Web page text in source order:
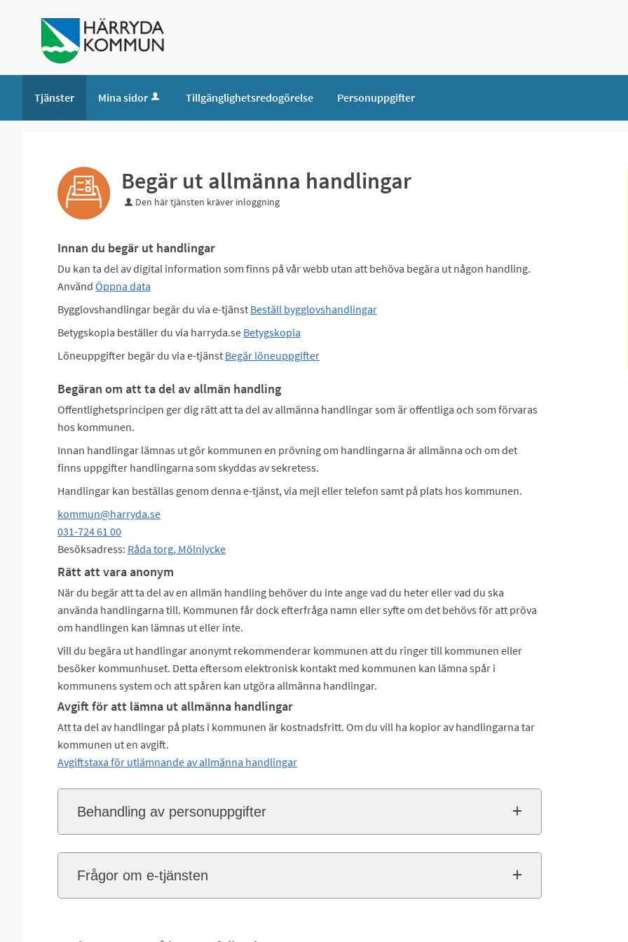
Tjänster Mina sidor Tillgänglighetsredogörelse Personuppgifter
Begär ut allmänna handlingar
Den här tjänsten kräver inloggning
Innan du begär ut handlingar
Du kan ta del av digital information som finns på vår webb utan att behöva begära ut någon handling.
Använd Öppna data
Bygglovshandlingar begär du via e-tjänst Beställ bygglovshandlingar
Betygskopia beställer du via harryda.se Betygskopia
Löneuppgifter begär du via e-tjänst Begär löneuppgifter
Begäran om att ta del av allmän handling
Offentlighetsprincipen ger dig rätt att ta del av allmänna handlingar som är offentliga och som förvaras
hos kommunen.
Innan handlingar lämnas ut gör kommunen en prövning om handlingarna är allmänna och om det
finns uppgifter handlingarna som skyddas av sekretess.
Handlingar kan beställas genom denna e-tjänst, via mejl eller telefon samt på plats hos kommunen.
kommun@harryda.se
031-724 61 00
Besöksadress: Råda torg, Mölnlycke
Rätt att vara anonym
När du begär att ta del av en allmän handling behöver du inte ange vad du heter eller vad du ska
använda handlingarna till. Kommunen får dock efterfråga namn eller syfte om det behövs för att pröva
om handlingen kan lämnas ut eller inte.
Vill du begära ut handlingar anonymt rekommenderar kommunen att du ringer till kommunen eller
besöker kommunhuset. Detta eftersom elektronisk kontakt med kommunen kan lämna spår i
kommunens system och att spåren kan utgöra allmänna handlingar.
Avgift för att lämna ut allmänna handlingar
Att ta del av handlingar på plats i kommunen är kostnadsfritt. Om du vill ha kopior av handlingarna tar
kommunen ut en avgift.
Avgiftstaxa för utlämnande av allmänna handlingar
Behandling av personuppgifter
Frågor om e-tjänsten